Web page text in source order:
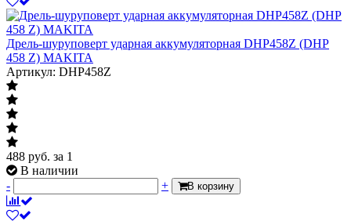
Дрель-шуруповерт ударная аккумуляторная DHP458Z (DHP
458 Z) MAKITA
Артикул: DHP458Z
488 руб. за 1
В наличии
-
+ В корзину